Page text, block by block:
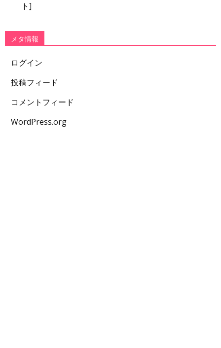
ト]
メタ情報
ログイン
投稿フィード
コメントフィード
WordPress.org